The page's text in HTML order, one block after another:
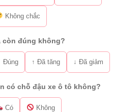
Không chắc
còn đúng không?
Đúng ↑ Đã tăng ↓ Đã giảm
có chỗ đậu xe ô tô không?
Có Không